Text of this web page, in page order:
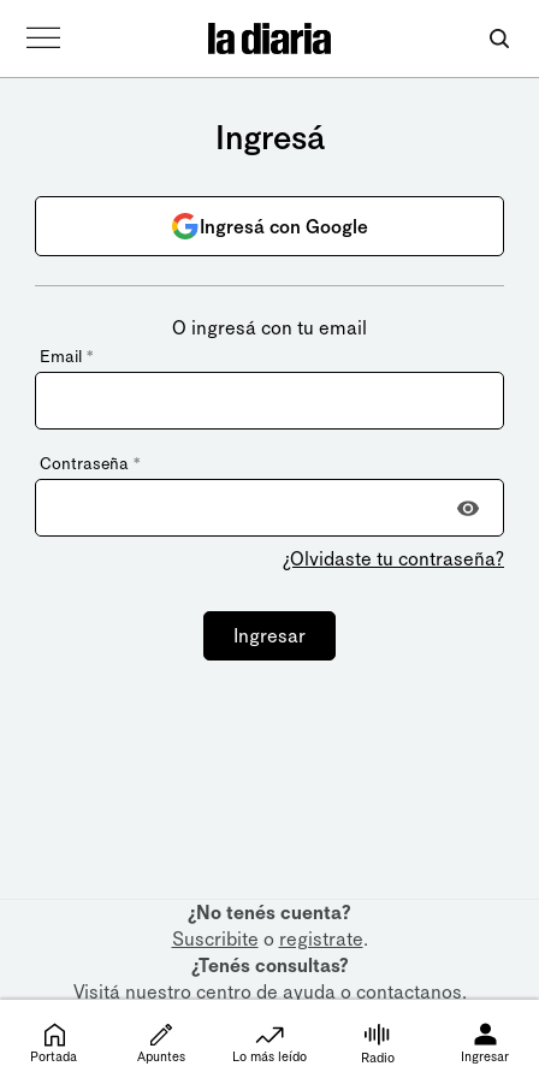
Ingresá
Ingresá con Google
O ingresá con tu email
Email *
Contraseña *
¿Olvidaste tu contraseña?
Ingresar
¿No tenés cuenta?
Suscribite o registrate.
¿Tenés consultas?
Visitá nuestrocentro de ayudaocontactanos.
Portada Apuntes Lo más leído Radio Ingresar